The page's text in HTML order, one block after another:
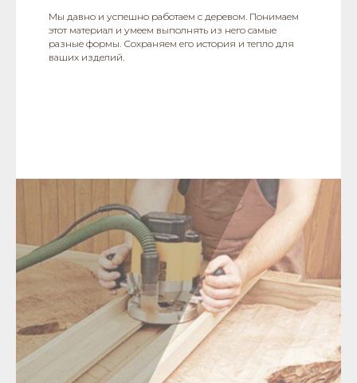
Мы давно и успешно работаем с деревом. Понимаем
этот материал и умеем выполнять из него самые
разные формы. Сохраняем его история и тепло для
ваших изделий.